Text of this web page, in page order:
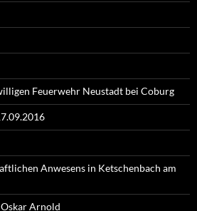
Feuerwehr Neustadt bei Coburg
Anwesens in Ketschenbach am
Arnold